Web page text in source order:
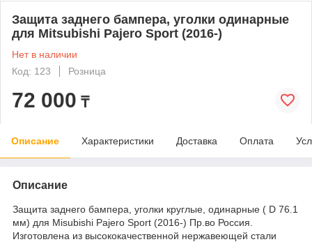
Защита заднего бампера, уголки одинарные
для Mitsubishi Pajero Sport (2016-)
Нет в наличии
Код: 123
Розница
72 000 ₸
Описание Характеристики Доставка Оплата
Описание
Защита заднего бампера, уголки круглые, одинарные ( D 76.1
мм) для Misubishi Pajero Sport (2016-) Пр.во Россия.
Изготовлена из высококачественной нержавеющей стали